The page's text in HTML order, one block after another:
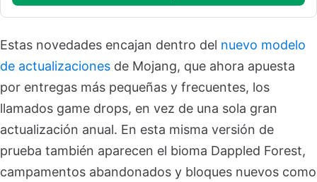
Estas novedades encajan dentro del nuevo modelo
de actualizaciones de Mojang, que ahora apuesta
por entregas más pequeñas y frecuentes, los
llamados game drops, en vez de una sola gran
actualización anual. En esta misma versión de
prueba también aparecen el bioma Dappled Forest,
campamentos abandonados y bloques nuevos como